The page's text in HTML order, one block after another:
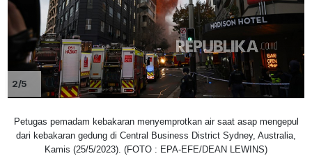
2/5
Petugas pemadam kebakaran menyemprotkan air saat asap mengepul
dari kebakaran gedung di Central Business District Sydney, Australia,
Kamis (25/5/2023). (FOTO : EPA-EFE/DEAN LEWINS)